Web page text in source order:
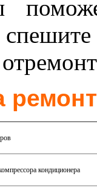
кондиционера